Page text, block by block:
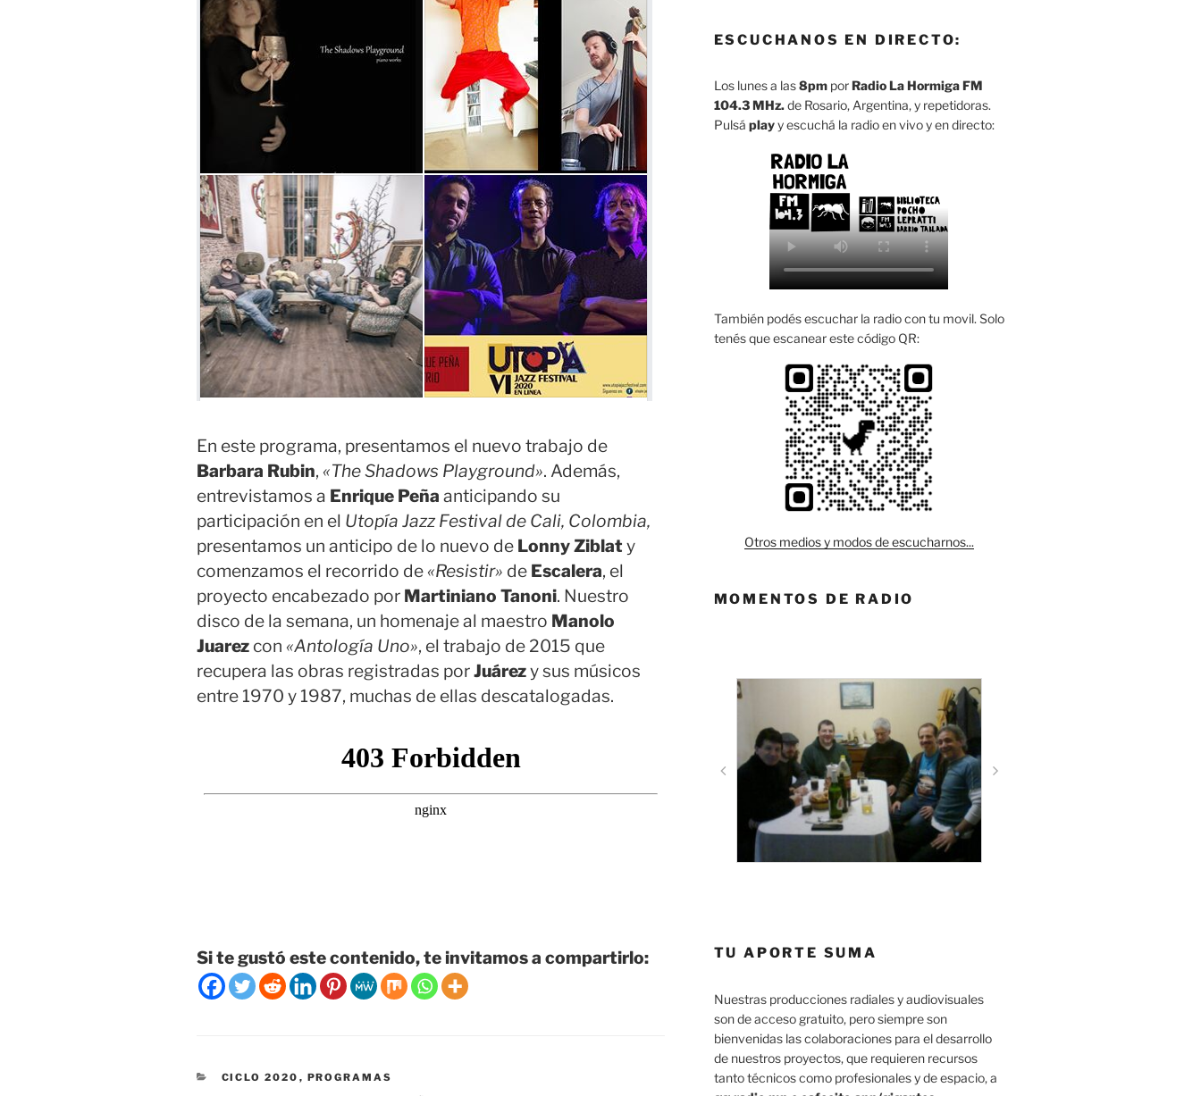
En este programa, presentamos el nuevo trabajo de
Barbara Rubin, «The Shadows Playground». Además,
entrevistamos a Enrique Peña anticipando su
participación en el Utopía Jazz Festival de Cali, Colombia,
presentamos un anticipo de lo nuevo de Lonny Ziblat y
comenzamos el recorrido de «Resistir» de Escalera, el
proyecto encabezado por Martiniano Tanoni. Nuestro
disco de la semana, un homenaje al maestro Manolo
Juarez con «Antología Uno», el trabajo de 2015 que
recupera las obras registradas porJuárezy sus músicos
entre 1970 y 1987, muchas de ellas descatalogadas.
Si te gustó este contenido, te invitamos a compartirlo:
CATEGORÍAS
CICLO 2020 , PROGRAMAS
ESCUCHANOS EN DIRECTO:
Los lunes a las8pmporRadio La Hormiga FM
104.3 MHz.de Rosario, Argentina, y repetidoras.
Pulsá playy escuchá la radio en vivo y en directo:
También podés escuchar la radio con tu movil. Solo
tenés que escanear este código QR:
Otros medios y modos de escucharnos...
MOMENTOS DE RADIO
TU APORTE SUMA
Nuestras producciones radiales y audiovisuales
son de acceso gratuito, pero siempre son
bienvenidas las colaboraciones para el desarrollo
de nuestros proyectos, que requieren recursos
tanto técnicos como profesionales y de espacio, a